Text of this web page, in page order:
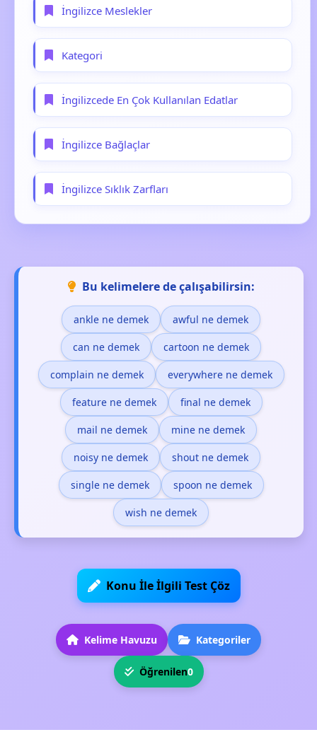
İngilizce Meslekler
Kategori
İngilizcede En Çok Kullanılan Edatlar
İngilizce Bağlaçlar
İngilizce Sıklık Zarfları
Bu kelimelere de çalışabilirsin:
ankle ne demek awful ne demek
can ne demek cartoon ne demek
complain ne demek everywhere ne demek
feature ne demek final ne demek
mail ne demek mine ne demek
noisy ne demek shout ne demek
single ne demek spoon ne demek
wish ne demek
Konu İle İlgili Test Çöz
Kelime Havuzu Kategoriler
Öğrenilen0